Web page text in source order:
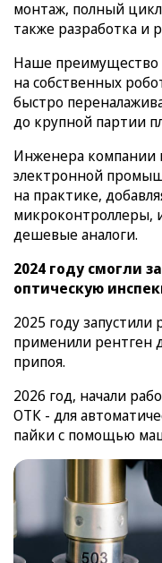
монтаж, полный
также разработка и
Наше преимущество
на собственных
быстро
до крупной партии
Инженера компании
электронной
на практике,
микроконтроллеры,
дешевые аналоги.
2024 году смогли
оптическую
2025 году запустили
применили рентген
припоя.
2026 год, начали
ОТК - для
пайки с помощью